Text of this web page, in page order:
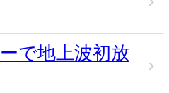
で地上波初放